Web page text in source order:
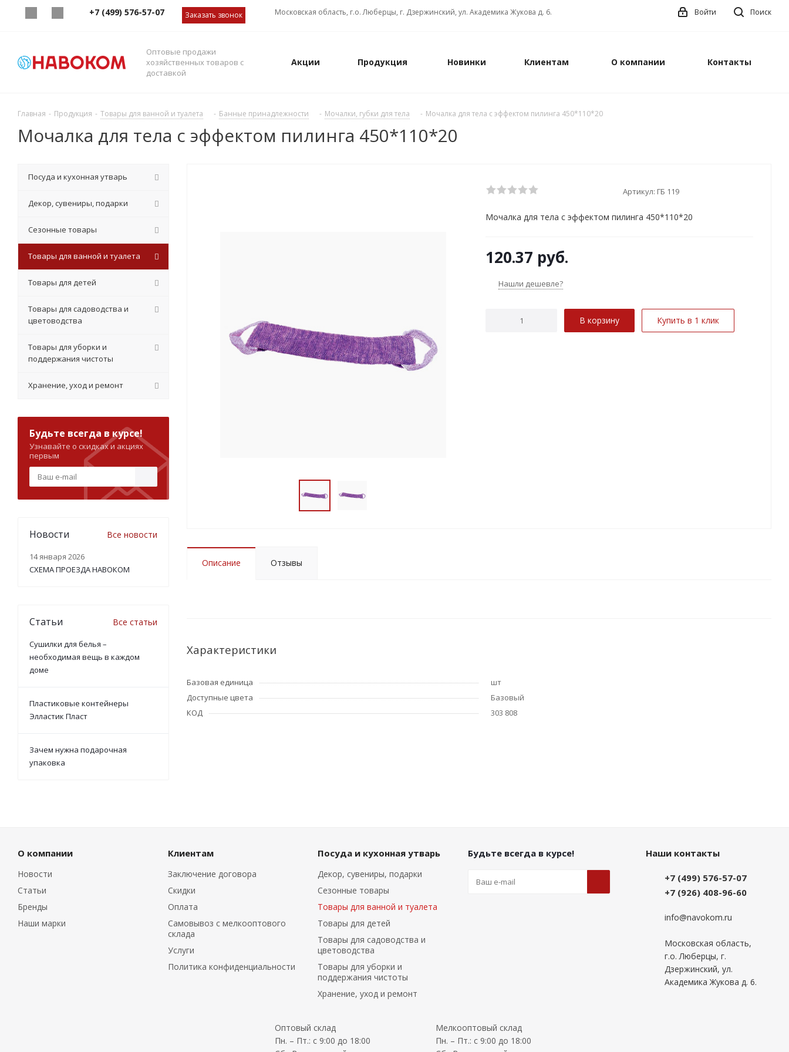
+7 (499) 576-57-07 Заказать звонок Московская область, г.о. Люберцы, г. Дзержинский, ул. Академика Жукова д. 6. Поиск
Войти
Оптовые продажи
хозяйственных товаров с
доставкой
Акции Продукция Новинки Клиентам О компании Контакты
Главная - Продукция - Товары для ванной и туалета - Банные принадлежности - Мочалки, губки для тела - Мочалка для тела с эффектом пилинга 450*110*20
Мочалка для тела с эффектом пилинга 450*110*20
Артикул: ГБ 119
Мочалка для тела с эффектом пилинга 450*110*20
120.37 руб.
Нашли дешевле?
В корзину Купить в 1 клик
Описание Отзывы
Характеристики
Базовая единица
шт
Доступные цвета
Базовый
КОД
303 808
Посуда и кухонная утварь
Декор, сувениры, подарки
Сезонные товары
Товары для ванной и туалета
Товары для детей
Товары для садоводства и
цветоводства
Товары для уборки и
поддержания чистоты
Хранение, уход и ремонт
Будьте всегда в курсе!
Узнавайте о скидках и акциях
первым
Новости Все новости
14 января 2026
СХЕМА ПРОЕЗДА НАВОКОМ
Статьи Все статьи
Сушилки для белья –
необходимая вещь в каждом
доме
Пластиковые контейнеры
Элластик Пласт
Зачем нужна подарочная
упаковка
О компании
Новости
Статьи
Бренды
Наши марки
Клиентам
Заключение договора
Скидки
Оплата
Самовывоз с мелкооптового
склада
Услуги
Политика конфиденциальности
Посуда и кухонная утварь
Декор, сувениры, подарки
Сезонные товары
Товары для ванной и туалета
Товары для детей
Товары для садоводства и
цветоводства
Товары для уборки и
поддержания чистоты
Хранение, уход и ремонт
Будьте всегда в курсе! Наши контакты
+7 (499) 576-57-07
+7 (926) 408-96-60
info@navokom.ru
Московская область,
г.о. Люберцы, г.
Дзержинский, ул.
Академика Жукова д. 6.
Оптовый склад
Пн. – Пт.: с 9:00 до 18:00
Мелкооптовый склад
Пн. – Пт.: с 9:00 до 18:00